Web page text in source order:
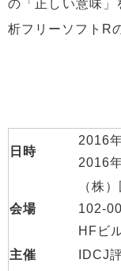
の「正しい意味」
析フリーソフトR
日時
2016
2016
会場
（株
102-
HFビ
主催
IDCJ